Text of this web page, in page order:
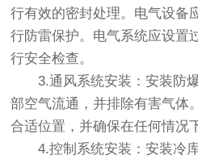
行有效的密封处理。电气设备
行防雷保护。电气系统应设置
行安全检查。
3.通风系统安装：安装防爆
部空气流通，并排除有害气体
合适位置，并确保在任何情况
4.控制系统安装：安装冷库